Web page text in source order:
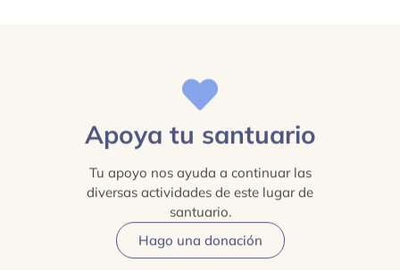
Apoya tu santuario
Tu apoyo nos ayuda a continuar las
diversas actividades de este lugar de
santuario.
Hago una donación